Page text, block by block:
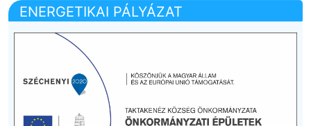
ENERGETIKAI PÁLYÁZAT